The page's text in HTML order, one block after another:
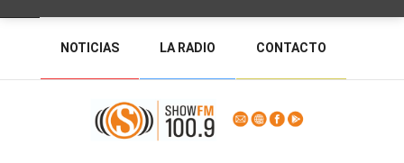
NOTICIAS LA RADIO CONTACTO
PROGRAMACIÓN RADIO EN VIVO